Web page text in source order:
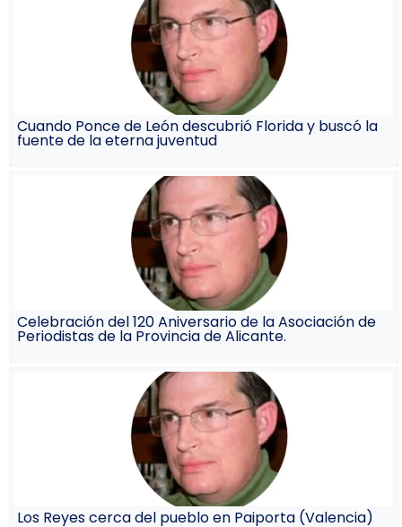
Cuando Ponce de León descubrió Florida y buscó la
fuente de la eterna juventud
Celebración del 120 Aniversario de la Asociación de
Periodistas de la Provincia de Alicante.
Los Reyes cerca del pueblo en Paiporta (Valencia)